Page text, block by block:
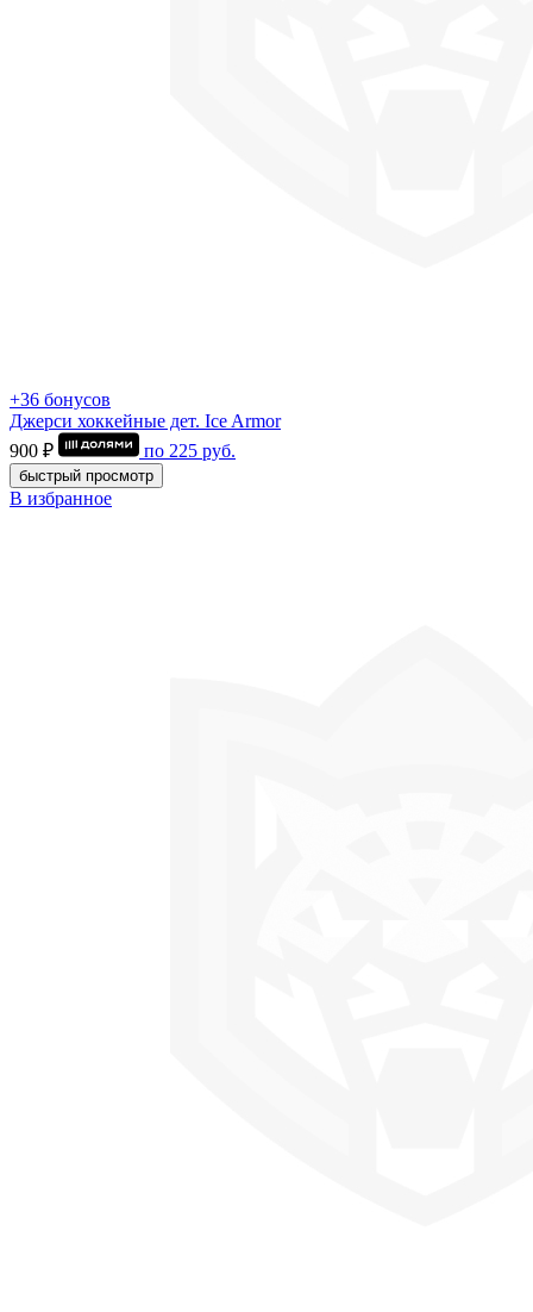
+36 бонусов
Джерси хоккейные дет. Ice Armor
900 ₽
по 225 руб.
быстрый просмотр
В избранное